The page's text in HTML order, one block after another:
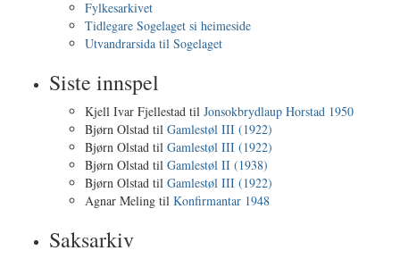
Fylkesarkivet
Tidlegare Sogelaget si heimeside
Utvandrarsida til Sogelaget
Siste innspel
Kjell Ivar Fjellestad til Jonsokbrydlaup Horstad 1950
Bjørn Olstad til Gamlestøl III (1922)
Bjørn Olstad til Gamlestøl III (1922)
Bjørn Olstad til Gamlestøl II (1938)
Bjørn Olstad til Gamlestøl III (1922)
Agnar Meling til Konfirmantar 1948
Saksarkiv